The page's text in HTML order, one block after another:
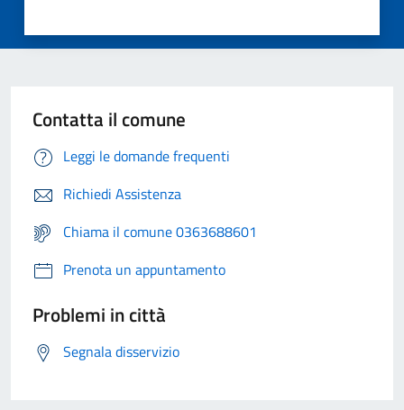
Contatta il comune
Leggi le domande frequenti
Richiedi Assistenza
Chiama il comune 0363688601
Prenota un appuntamento
Problemi in città
Segnala disservizio